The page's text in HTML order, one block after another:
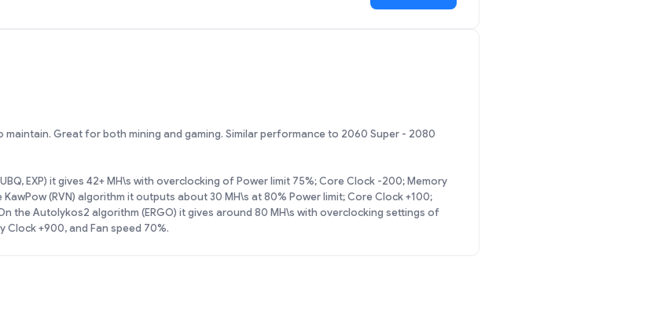
maintain. Great for both mining and gaming. Similar performance to 2060 Super - 2080
EXP) it gives 42+ MH\s with overclocking of Power limit 75%; Core Clock -200; Memory
(RVN) algorithm it outputs about 30 MH\s at 80% Power limit; Core Clock +100;
the Autolykos2 algorithm (ERGO) it gives around 80 MH\s with overclocking settings of
Clock +900, and Fan speed 70%.